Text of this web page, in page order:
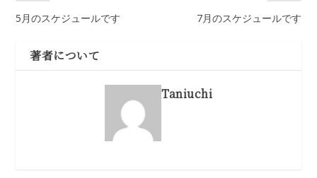
5月のスケジュールです 7月のスケジュールです
著者について
Taniuchi